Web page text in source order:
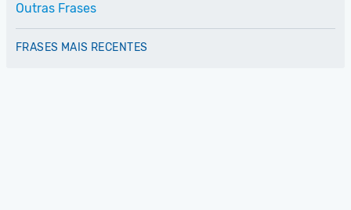
Outras Frases
FRASES MAIS RECENTES